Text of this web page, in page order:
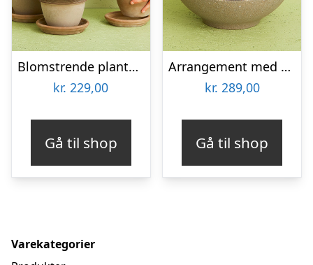
Blomstrende plante (Floristens kreative valg) inkl. potte
kr. 229,00
Gå til shop
Arrangement med sukkulenter
kr. 289,00
Gå til shop
Varekategorier